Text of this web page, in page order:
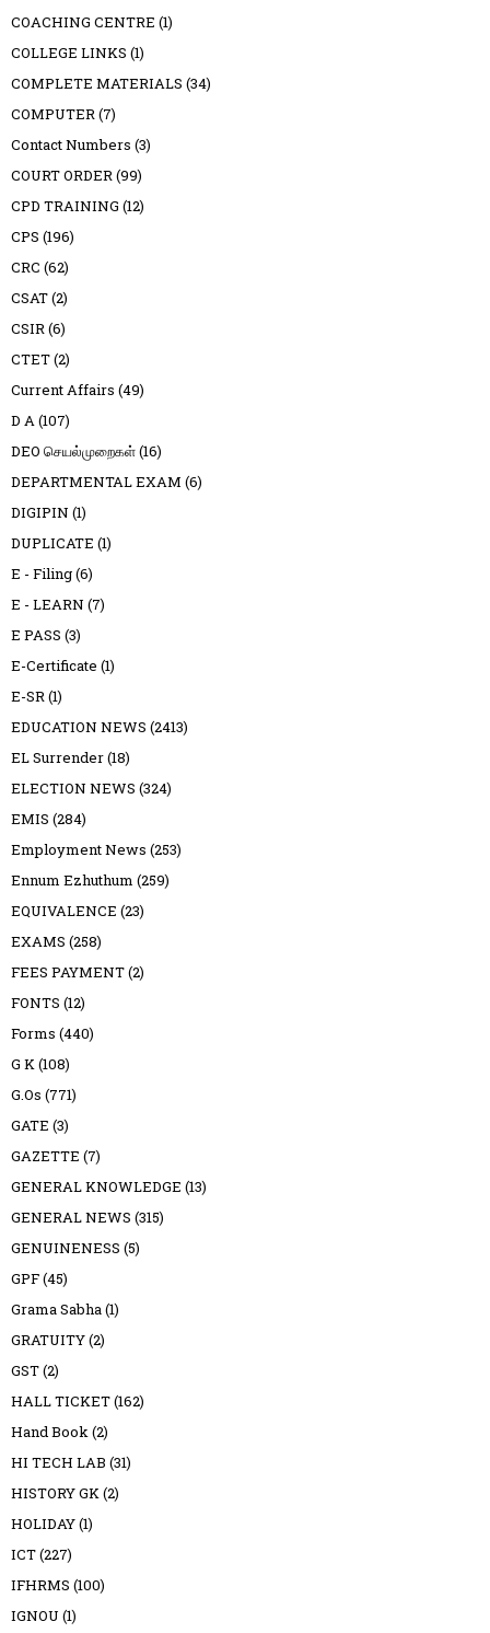
COACHING CENTRE (1)
COLLEGE LINKS (1)
COMPLETE MATERIALS (34)
COMPUTER(7)
Contact Numbers (3)
COURT ORDER(99)
CPD TRAINING (12)
CPS (196)
CRC (62)
CSAT(2)
CSIR(6)
CTET(2)
Current Affairs (49)
D A(107)
DEO செயல்முறைகள்(16)
DEPARTMENTAL EXAM (6)
DIGIPIN (1)
DUPLICATE (1)
E - Filing(6)
E - LEARN (7)
E PASS (3)
E-Certificate (1)
E-SR(1)
EDUCATION NEWS (2413)
EL Surrender(18)
ELECTION NEWS (324)
EMIS (284)
Employment News (253)
Ennum Ezhuthum (259)
EQUIVALENCE (23)
EXAMS (258)
FEES PAYMENT(2)
FONTS (12)
Forms (440)
G K(108)
G.Os (771)
GATE (3)
GAZETTE (7)
GENERAL KNOWLEDGE (13)
GENERAL NEWS (315)
GENUINENESS (5)
GPF(45)
Grama Sabha(1)
GRATUITY(2)
GST(2)
HALL TICKET(162)
Hand Book(2)
HI TECH LAB (31)
HISTORY GK(2)
HOLIDAY(1)
ICT(227)
IFHRMS (100)
IGNOU (1)